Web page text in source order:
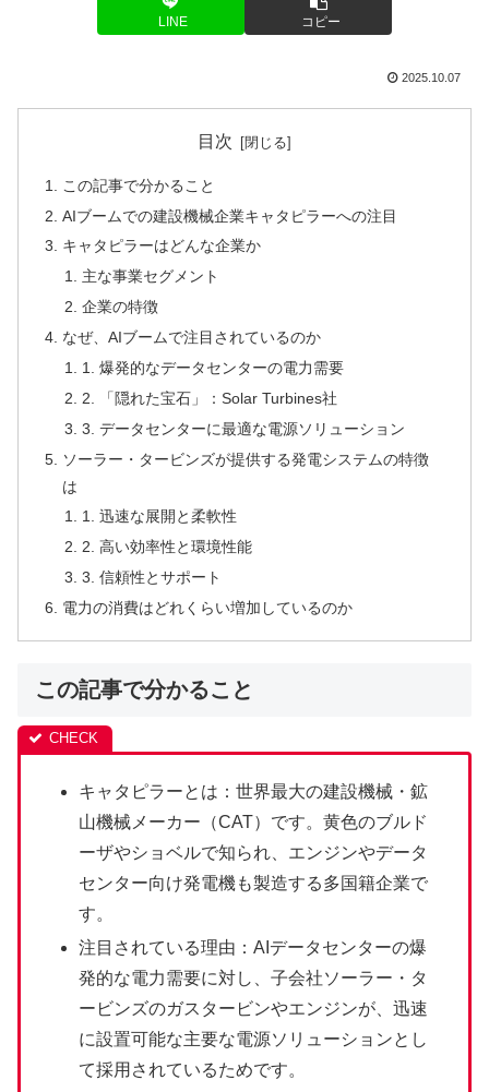
LINE コピー
2025.10.07
目次
この記事で分かること
AIブームでの建設機械企業キャタピラーへの注目
キャタピラーはどんな企業か
主な事業セグメント
企業の特徴
なぜ、AIブームで注目されているのか
1. 爆発的なデータセンターの電力需要
2. 「隠れた宝石」：Solar Turbines社
3. データセンターに最適な電源ソリューション
ソーラー・タービンズが提供する発電システムの特徴
は
1. 迅速な展開と柔軟性
2. 高い効率性と環境性能
3. 信頼性とサポート
電力の消費はどれくらい増加しているのか
この記事で分かること
キャタピラーとは：世界最大の建設機械・鉱
山機械メーカー（CAT）です。黄色のブルド
ーザやショベルで知られ、エンジンやデータ
センター向け発電機も製造する多国籍企業で
す。
注目されている理由：AIデータセンターの爆
発的な電力需要に対し、子会社ソーラー・タ
ービンズのガスタービンやエンジンが、迅速
に設置可能な主要な電源ソリューションとし
て採用されているためです。